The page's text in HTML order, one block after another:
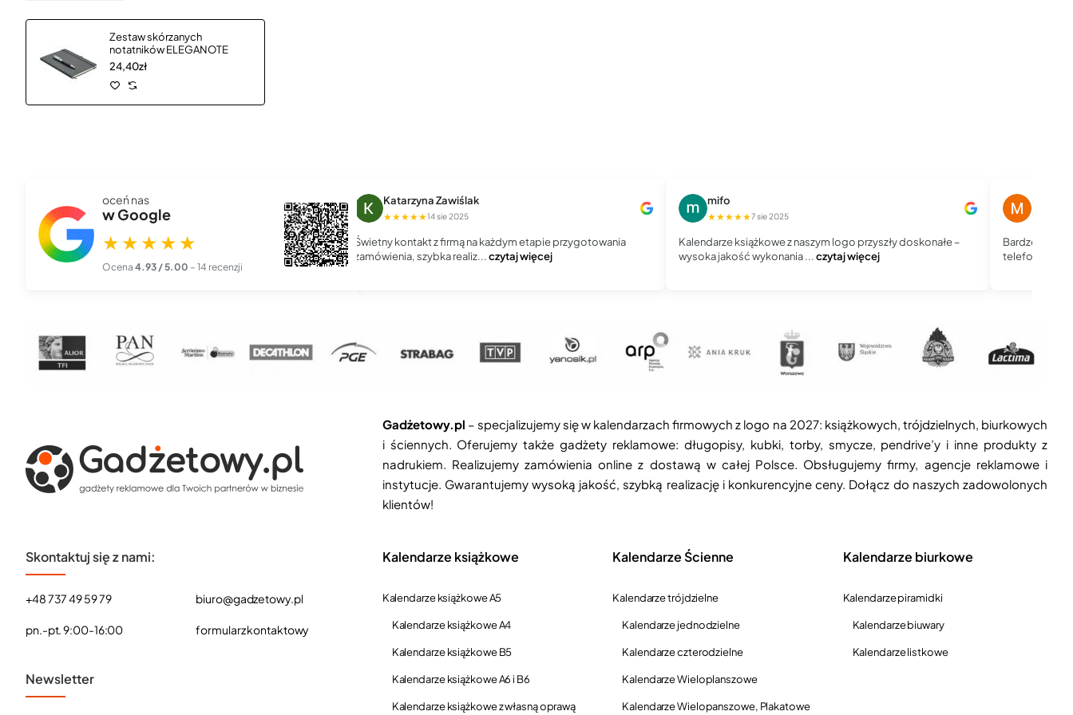
Zestaw skórzanych
notatników ELEGANOTE
24,40zł
oceń nas
w Google
★★★★★
Ocena 4.93 / 5.00 – 14 recenzji
szef00l 666
★★★★★27 lis 2025
Piękna, profesjonalna robota. Zamówiłem kalendarze z logo
firmy i przyszły dokła...
Katarzyna Zawiślak
★★★★★14 sie 2025
Świetny kontakt z firmą na każdym etapie przygotowania
zamówienia, szybka realiz...czytaj więcej
mifo
★★★★★7 sie 2025
Kalendarze książkowe z naszym logo przyszły doskonałe –
wysoka jakość wykonania ...czytaj więcej
Bardzo dobry
telefoniczny,
Gadżetowy.pl – specjalizujemy się w kalendarzach firmowych z logo na 2027: książkowych, trójdzielnych, biurkowych
i ściennych. Oferujemy także gadżety reklamowe: długopisy, kubki, torby, smycze, pendrive’y i inne produkty z
nadrukiem. Realizujemy zamówienia online z dostawą w całej Polsce. Obsługujemy firmy, agencje reklamowe i
instytucje. Gwarantujemy wysoką jakość, szybką realizację i konkurencyjne ceny. Dołącz do naszych zadowolonych
klientów!
Skontaktuj się z nami:
+48 737 49 59 79
pn.-pt. 9:00-16:00
biuro@gadzetowy.pl
formularz kontaktowy
Newsletter
Kalendarze książkowe
Kalendarze książkowe A5
Kalendarze książkowe A4
Kalendarze książkowe B5
Kalendarze książkowe A6 i B6
Kalendarze książkowe z własną oprawą
Kalendarze Ścienne
Kalendarze trójdzielne
Kalendarze jednodzielne
Kalendarze czterodzielne
Kalendarze Wieloplanszowe
Kalendarze Wielopanszowe, Plakatowe
Kalendarze biurkowe
Kalendarze piramidki
Kalendarze biuwary
Kalendarze listkowe